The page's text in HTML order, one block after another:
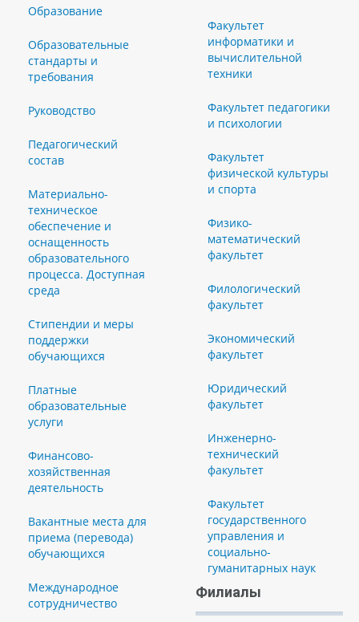
Образование
Образовательные
стандарты и
требования
Руководство
Педагогический
состав
Материально-
техническое
обеспечение и
оснащенность
образовательного
процесса. Доступная
среда
Стипендии и меры
поддержки
обучающихся
Платные
образовательные
услуги
Финансово-
хозяйственная
деятельность
Вакантные места для
приема (перевода)
обучающихся
Международное
сотрудничество
Факультет
информатики и
вычислительной
техники
Факультет педагогики
и психологии
Факультет
физической культуры
и спорта
Физико-
математический
факультет
Филологический
факультет
Экономический
факультет
Юридический
факультет
Инженерно-
технический
факультет
Факультет
государственного
управления и
социально-
гуманитарных наук
Филиалы